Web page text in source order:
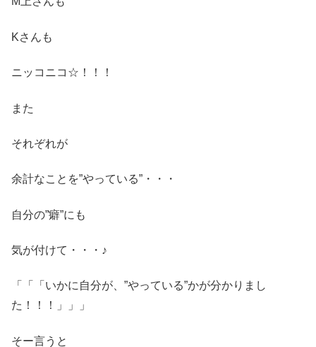
Kさんも
ニッコニコ☆！！！
また
それぞれが
余計なことを”やっている”・・・
自分の”癖”にも
気が付けて・・・♪
「「「いかに自分が、”やっている”かが分かりまし
た！！！」」」
そー言うと